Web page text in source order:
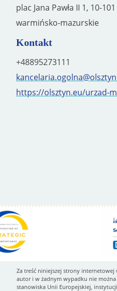
plac Jana Pawła II 1, 10-
warmińsko-mazurskie
Kontakt
+48895273111
https://olsztyn.eu/urzad-
Za treść niniejszej strony internetowej
autor i w żadnym wypadku nie
stanowiska Unii Europejskiej,